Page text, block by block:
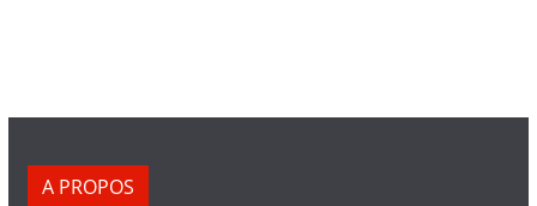
A PROPOS